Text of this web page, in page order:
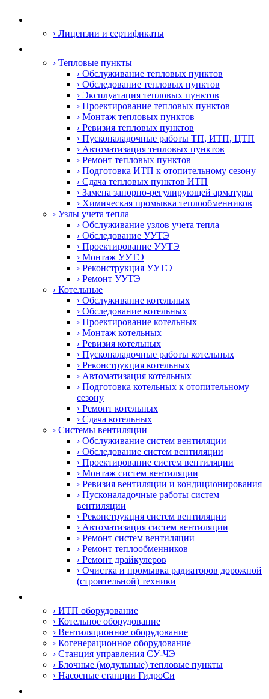
› Лицензии и сертификаты
› Тепловые пункты
› Обслуживание тепловых пунктов
› Обследование тепловых пунктов
› Эксплуатация тепловых пунктов
› Проектирование тепловых пунктов
› Монтаж тепловых пунктов
› Ревизия тепловых пунктов
› Пусконаладочные работы ТП, ИТП, ЦТП
› Автоматизация тепловых пунктов
› Ремонт тепловых пунктов
› Подготовка ИТП к отопительному сезону
› Сдача тепловых пунктов ИТП
› Замена запорно-регулирующей арматуры
› Химическая промывка теплообменников
› Узлы учета тепла
› Обслуживание узлов учета тепла
› Обследование УУТЭ
› Проектирование УУТЭ
› Монтаж УУТЭ
› Реконструкция УУТЭ
› Ремонт УУТЭ
› Котельные
› Обслуживание котельных
› Обследование котельных
› Проектирование котельных
› Монтаж котельных
› Ревизия котельных
› Пусконаладочные работы котельных
› Реконструкция котельных
› Автоматизация котельных
› Подготовка котельных к отопительному
сезону
› Ремонт котельных
› Сдача котельных
› Системы вентиляции
› Обслуживание систем вентиляции
› Обследование систем вентиляции
› Проектирование систем вентиляции
› Монтаж систем вентиляции
› Ревизия вентиляции и кондиционирования
› Пусконаладочные работы систем
вентиляции
› Реконструкция систем вентиляции
› Автоматизация систем вентиляции
› Ремонт систем вентиляции
› Ремонт теплообменников
› Ремонт драйкулеров
› Очистка и промывка радиаторов дорожной
(строительной) техники
› ИТП оборудование
› Котельное оборудование
› Вентиляционное оборудование
› Когенерационное оборудование
› Станция управления СУ-ЧЭ
› Блочные (модульные) тепловые пункты
› Насосные станции ГидроСи